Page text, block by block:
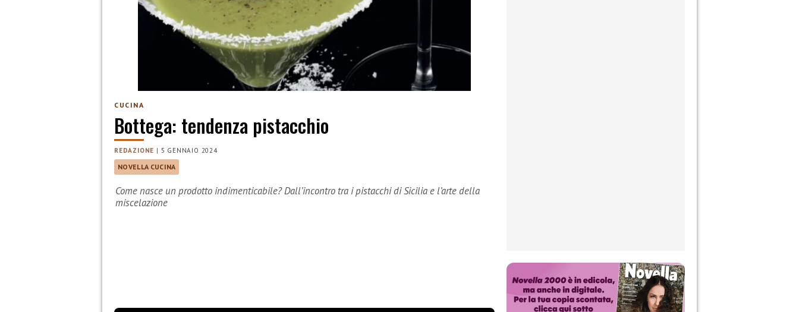
CUCINA
Bottega: tendenza pistacchio
REDAZIONE | 5 GENNAIO 2024
NOVELLA CUCINA
Come nasce un prodotto indimenticabile? Dall’incontro tra i pistacchi di Sicilia e l’arte della
miscelazione